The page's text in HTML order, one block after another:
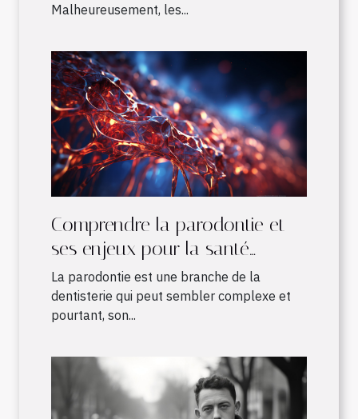
Malheureusement, les...
Comprendre la parodontie et
ses enjeux pour la santé
bucco-dentaire
La parodontie est une branche de la
dentisterie qui peut sembler complexe et
pourtant, son...